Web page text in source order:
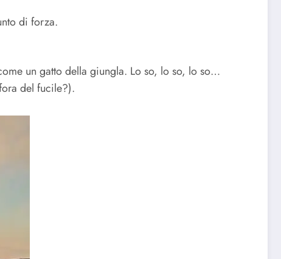
di forza.
un gatto della giungla. Lo so, lo so, lo so…
del fucile?).